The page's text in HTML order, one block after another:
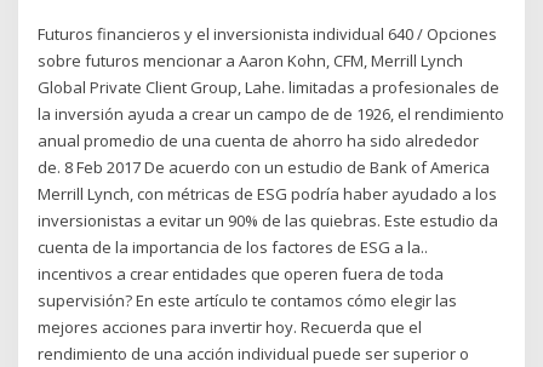
Futuros financieros y el inversionista individual 640 / Opciones
sobre futuros mencionar a Aaron Kohn, CFM, Merrill Lynch
Global Private Client Group, Lahe. limitadas a profesionales de
la inversión ayuda a crear un campo de de 1926, el rendimiento
anual promedio de una cuenta de ahorro ha sido alrededor
de. 8 Feb 2017 De acuerdo con un estudio de Bank of America
Merrill Lynch, con métricas de ESG podría haber ayudado a los
inversionistas a evitar un 90% de las quiebras. Este estudio da
cuenta de la importancia de los factores de ESG a la..
incentivos a crear entidades que operen fuera de toda
supervisión? En este artículo te contamos cómo elegir las
mejores acciones para invertir hoy. Recuerda que el
rendimiento de una acción individual puede ser superior o